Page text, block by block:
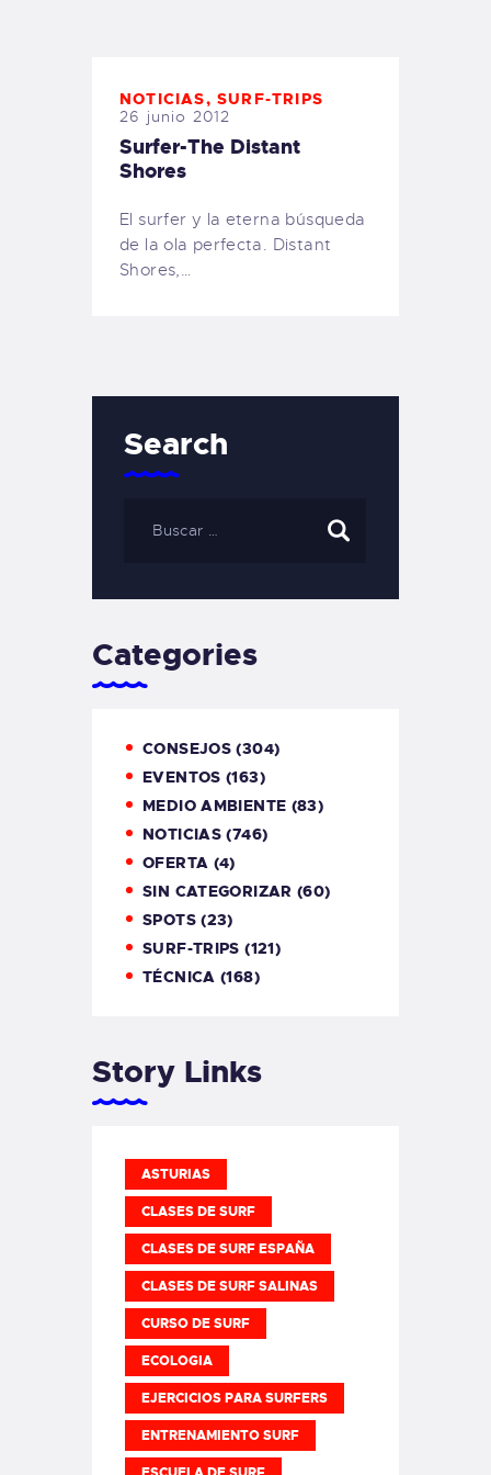
NOTICIAS,SURF-TRIPS
26 junio 2012
Surfer-The Distant
Shores
El surfer y la eterna búsqueda
de la ola perfecta. Distant
Shores,…
Search
Categories
CONSEJOS (304)
EVENTOS (163)
MEDIO AMBIENTE (83)
NOTICIAS (746)
OFERTA (4)
SIN CATEGORIZAR (60)
SPOTS(23)
SURF-TRIPS (121)
TÉCNICA (168)
Story Links
ASTURIAS
CLASES DE SURF
CLASES DE SURF ESPAÑA
CLASES DE SURF SALINAS
CURSO DE SURF
ECOLOGIA
EJERCICIOS PARA SURFERS
ENTRENAMIENTO SURF